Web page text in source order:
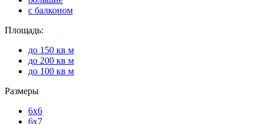
с балконом
Площадь:
до 150 кв м
до 200 кв м
до 100 кв м
Размеры
6x6
6x7